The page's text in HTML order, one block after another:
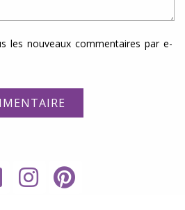
les nouveaux commentaires par e-